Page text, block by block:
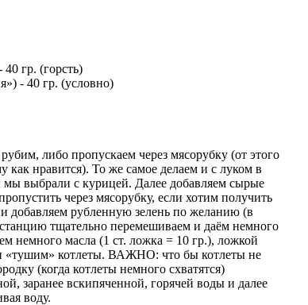
гр. (горсть)
- 40 гр. (условно)
либо пропускаем через мясорубку (от этого
как нравится). То же самое делаем и с луком в
мы выбрали с курицей. Далее добавляем сырые
через мясорубку, если хотим получить
рубленную зелень по желанию (в
тщательно перемешиваем и даём немного
немного масла (1 ст. ложка = 10 гр.), ложкой
котлеты. ВАЖНО: что бы котлеты не
(когда котлеты немного схватятся)
заранее вскипяченной, горячей воды и далее
воду.